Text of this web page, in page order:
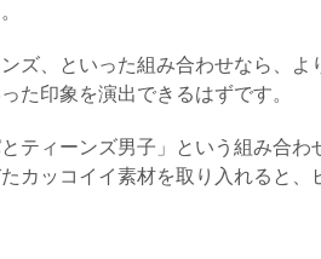
ズ、といった組み合わせなら、よ
た印象を演出できるはずです。
ティーンズ男子」という組み合わ
カッコイイ素材を取り入れると、